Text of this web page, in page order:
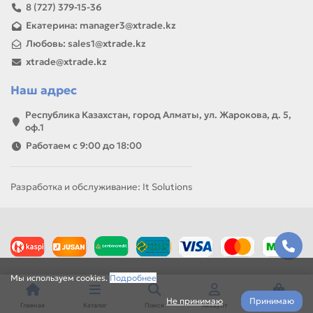
Мы используем cookies. Подробнее
Не принимаю Принимаю
8 (727) 379-15-36
Екатерина: manager3@xtrade.kz
Любовь: sales1@xtrade.kz
xtrade@xtrade.kz
Наш адрес
Республика Казахстан, город Алматы, ул. Жарокова, д. 5,
оф.1
Работаем с 9:00 до 18:00
Разработка и обслуживание: It Solutions
Главная Каталог Поиск Аккаунт Корзина